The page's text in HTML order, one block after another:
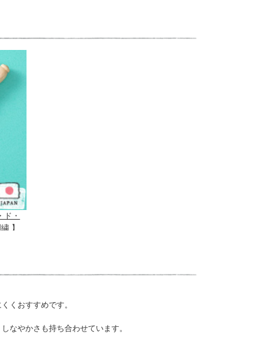
・
】
くおすすめです。
なやかさも持ち合わせています。